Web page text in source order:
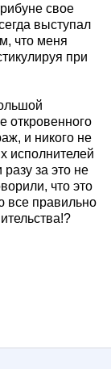
свое
выступал
что меня
при
откровенного
и никого не
исполнителей
за это не
что это
все правильно